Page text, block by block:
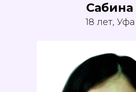
Сабина
18 лет, Уфа